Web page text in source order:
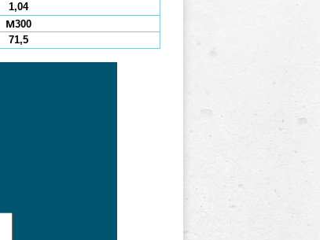
1,04
М300
71,5